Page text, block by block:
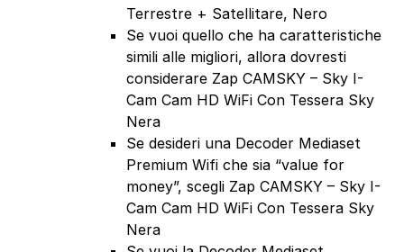
Terrestre + Satellitare, Nero
Se vuoi quello che ha caratteristiche
simili alle migliori, allora dovresti
considerare Zap CAMSKY – Sky I-
Cam Cam HD WiFi Con Tessera Sky
Nera
Se desideri una Decoder Mediaset
Premium Wifi che sia “value for
money”, scegli Zap CAMSKY – Sky I-
Cam Cam HD WiFi Con Tessera Sky
Nera